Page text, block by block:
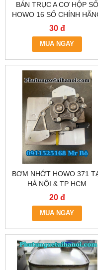
BÁN TRỤC A CƠ HỘP SỐ
HOWO 16 SỐ CHÍNH
TẠI HÀ NỘI & TP.HCM
30 đ
MUA NGAY
BƠM NHỚT HOWO 371
HÀ NỘI & TP HCM
20 đ
MUA NGAY